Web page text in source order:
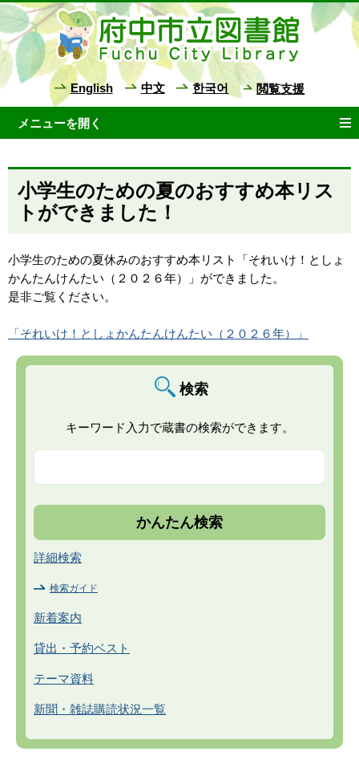
English 中文 한국어 閲覧支援
小学生のための夏のおすすめ本リス
トができました！
小学生のための夏休みのおすすめ本リスト「それいけ！としょ
かんたんけんたい（２０２６年）」ができました。
是非ご覧ください。
「それいけ！としょかんたんけんたい（２０２６年）」
検索
キーワード入力で蔵書の検索ができます。
詳細検索
検索ガイド
新着案内
貸出・予約ベスト
テーマ資料
新聞・雑誌購読状況一覧